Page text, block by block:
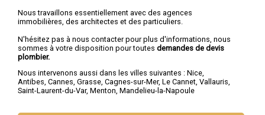
Nous travaillons essentiellement avec des agences
immobilières, des architectes et des particuliers.
N'hésitez pas à nous contacter pour plus d'informations, nous
sommes à votre disposition pour toutes demandes de devis
plombier.
Nous intervenons aussi dans les villes suivantes : Nice,
Antibes, Cannes, Grasse, Cagnes-sur-Mer, Le Cannet, Vallauris,
Saint-Laurent-du-Var, Menton, Mandelieu-la-Napoule